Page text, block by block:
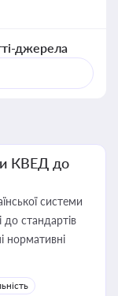
джерела
КВЕД до
системи
до стандартів
нормативні